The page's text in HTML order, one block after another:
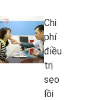
Chi
phí
điều
trị
sẹo
lồi